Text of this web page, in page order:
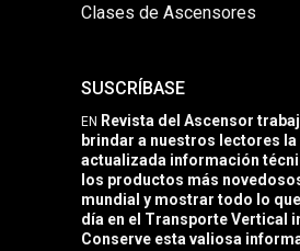
Clases de Ascensores
SUSCRÍBASE
EN Revista del Ascensor
brindar a nuestros lectores la
actualizada información
los productos más
mundial y mostrar todo lo
día en el Transporte Vertical
Conserve esta valiosa